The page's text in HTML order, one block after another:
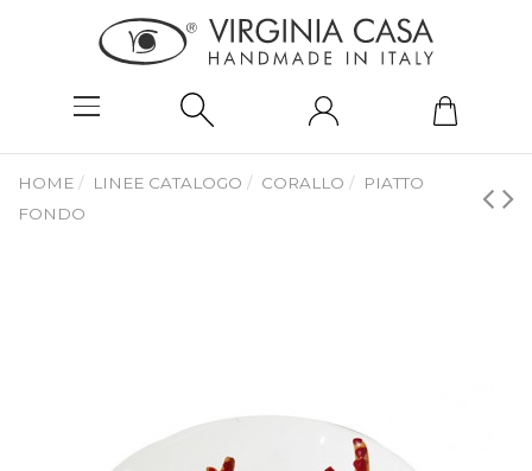
HOME LINEE CATALOGO CORALLO
PIATTO
FONDO